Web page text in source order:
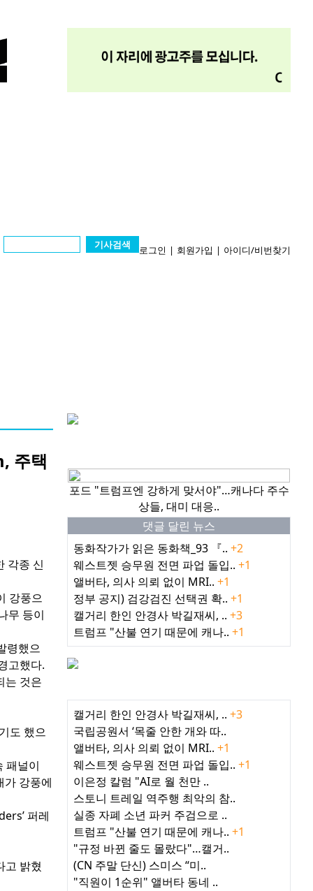
기사검색 로그인 | 회원가입 | 아이디/비번찾기
주택
각종 신
강풍으
무 등이
령했으
고했다.
는 것은
도 했으
패널이
가 강풍에
퍼레
고 밝혔
포드 "트럼프엔 강하게 맞서야"…캐나다 주수
상들, 대미 대응..
댓글 달린 뉴스
동화작가가 읽은 동화책_93 『.. +2
웨스트젯 승무원 전면 파업 돌입.. +1
앨버타, 의사 의뢰 없이 MRI.. +1
정부 공지) 검강검진 선택권 확.. +1
캘거리 한인 안경사 박길재씨, .. +3
트럼프 "산불 연기 때문에 캐나.. +1
캘거리 한인 안경사 박길재씨, .. +3
국립공원서 ‘목줄 안한 개와 따..
앨버타, 의사 의뢰 없이 MRI.. +1
웨스트젯 승무원 전면 파업 돌입.. +1
이은정 칼럼 "AI로 월 천만 ..
스토니 트레일 역주행 최악의 참..
실종 자폐 소년 파커 주검으로 ..
트럼프 "산불 연기 때문에 캐나.. +1
"규정 바뀐 줄도 몰랐다"…캘거..
(CN 주말 단신) 스미스 “미..
"직원이 1순위" 앨버타 동네 ..